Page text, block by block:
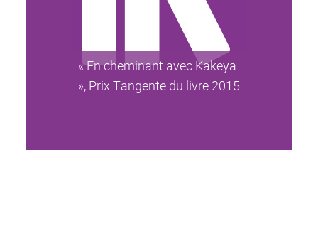
« En cheminant avec Kakeya
», Prix Tangente du livre 2015